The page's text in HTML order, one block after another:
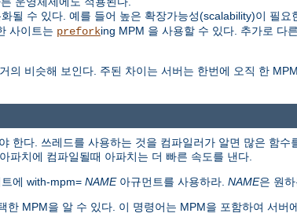
될 수 있다. 예를 들어 높은 확장가능성(scalability)이 필요
사이트는 preforking MPM 을 사용할 수 있다. 추가로 다
의 비슷해 보인다. 주된 차이는 서버는 한번에 오직 한
한다. 쓰레드를 사용하는 것을 컴파일러가 알면 많은 함
파치에 컴파일될때 아파치는 더 빠른 속도를 낸다.
에 with-mpm= NAME아규먼트를 사용하라. NAME은 원
한 MPM을 알 수 있다. 이 명령어는 MPM을 포함하여 서버